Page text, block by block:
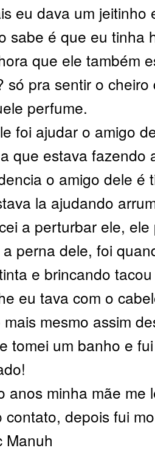
eu dava um jeitinho
sabe é que eu tinha
que ele também
só pra sentir o
perfume.
foi ajudar o amigo
que estava fazendo
o amigo dele é
la ajudando
a perturbar ele,
perna dele, foi
e brincando
eu tava com o
mesmo assim
tomei um banho e
anos minha mãe me
contato, depois fui
Manuh